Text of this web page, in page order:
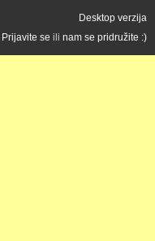
Desktop verzija
Prijavite se ili nam se pridružite :)